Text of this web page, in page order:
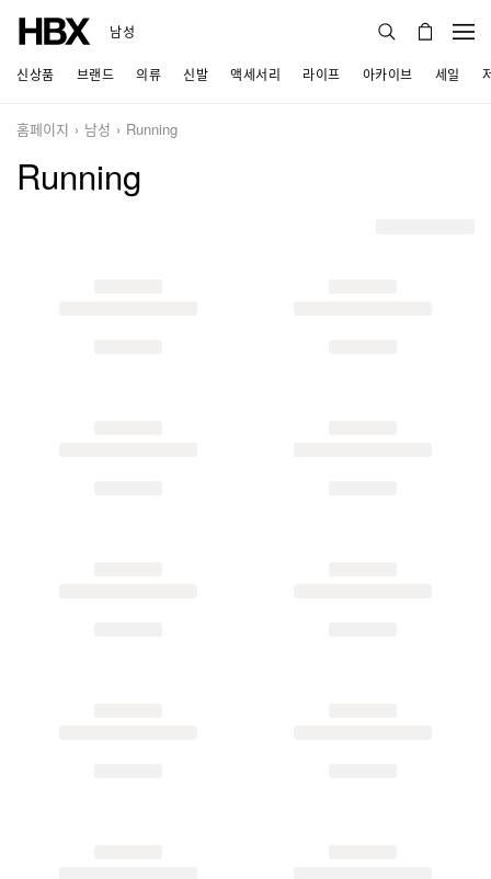
남성
신상품 브랜드 의류 신발 액세서리 라이프 아카이브 세일
홈페이지 남성 Running
Running